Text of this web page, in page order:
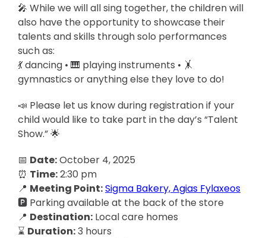
🎤 While we will all sing together, the children will
also have the opportunity to showcase their
talents and skills through solo performances
such as:
💃 dancing • 🎹 playing instruments • 🤸
gymnastics or anything else they love to do!
📣 Please let us know during registration if your
child would like to take part in the day’s “Talent
Show.” 🌟
📅 Date:October 4, 2025
⏰ Time:2:30 pm
📍 Meeting Point:Sigma Bakery, Agias Fylaxeos
🅿️ Parking available at the back of the store
📍 Destination: Local care homes
⌛️ Duration:3 hours